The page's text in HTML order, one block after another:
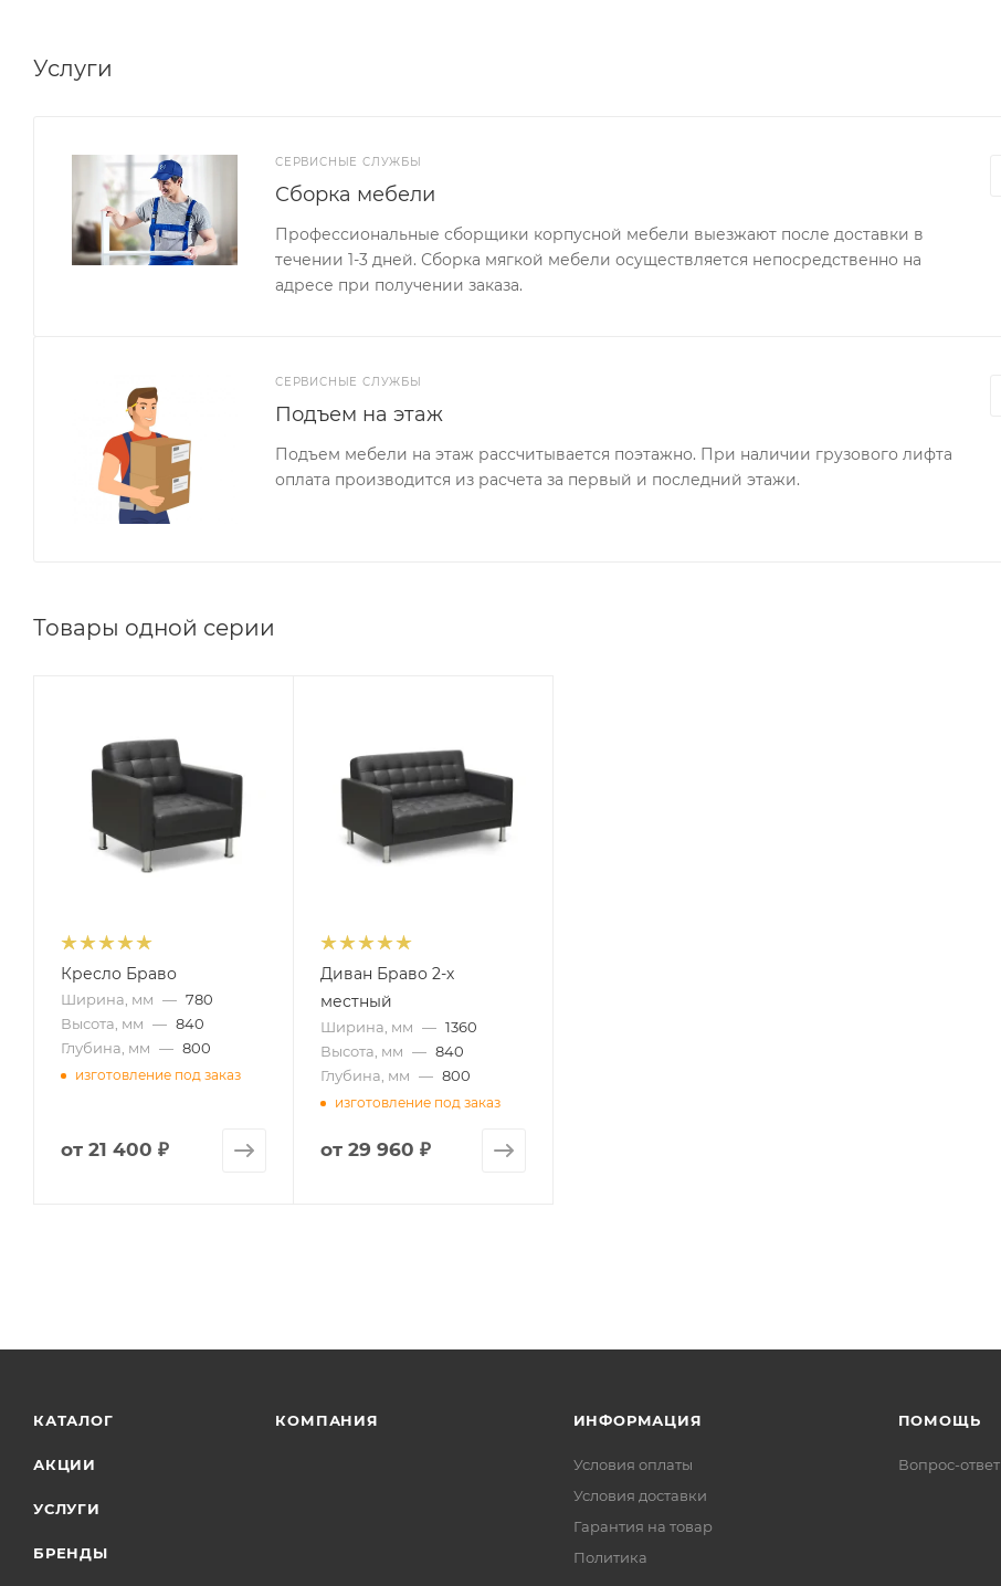
Услуги
СЕРВИСНЫЕ СЛУЖБЫ
Сборка мебели
Профессиональные сборщики корпусной мебели выезжают после доставки в
течении 1-3 дней. Сборка мягкой мебели осуществляется непосредственно на
адресе при получении заказа.
СЕРВИСНЫЕ СЛУЖБЫ
Подъем на этаж
Подъем мебели на этаж рассчитывается поэтажно. При наличии грузового лифта
оплата производится из расчета за первый и последний этажи.
Товары одной серии
Кресло Браво
Ширина, мм — 780
Высота, мм — 840
Глубина, мм — 800
изготовление под заказ
от 21 400 ₽
Диван Браво 2-х
местный
Ширина, мм — 1360
Высота, мм — 840
Глубина, мм — 800
изготовление под заказ
от 29 960 ₽
КАТАЛОГ
АКЦИИ
УСЛУГИ
БРЕНДЫ
КОМПАНИЯ ИНФОРМАЦИЯ
Условия оплаты
Условия доставки
Гарантия на товар
Политика
ПОМОЩЬ
Вопрос-ответ